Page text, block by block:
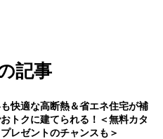
記事
快適な高断熱＆省エネ住宅が補
トクに建てられる！＜無料カタ
レゼントのチャンスも＞